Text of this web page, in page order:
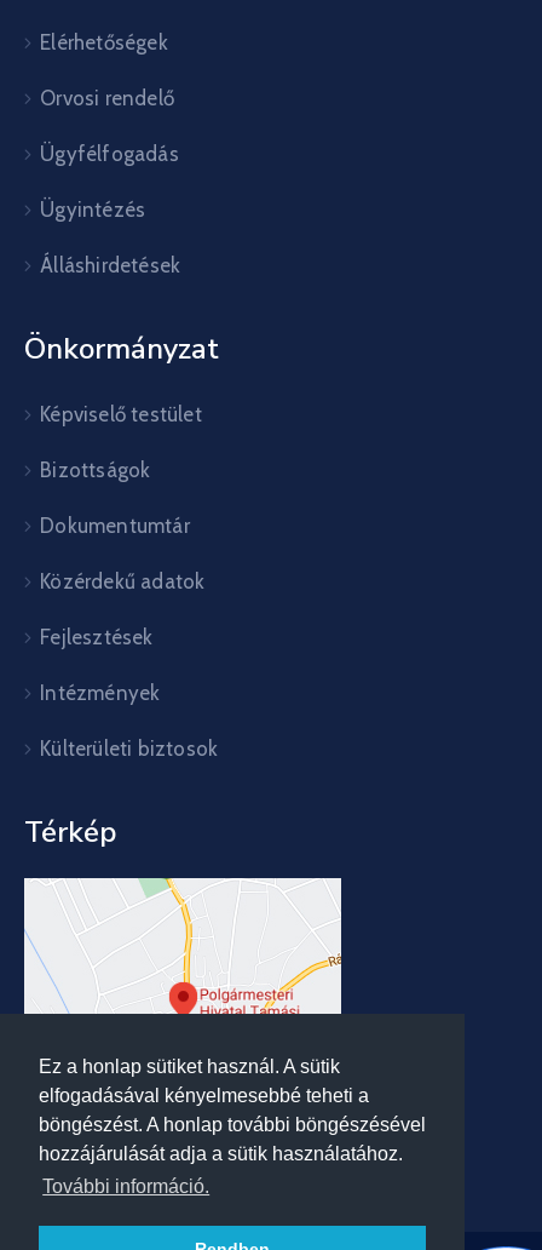
Ez a honlap sütiket használ. A sütik
elfogadásával kényelmesebbé teheti a
böngészést. A honlap további böngészésével
hozzájárulását adja a sütik használatához.
További információ.
Elérhetőségek
Orvosi rendelő
Ügyfélfogadás
Ügyintézés
Álláshirdetések
Önkormányzat
Képviselő testület
Bizottságok
Dokumentumtár
Közérdekű adatok
Fejlesztések
Intézmények
Külterületi biztosok
Térkép